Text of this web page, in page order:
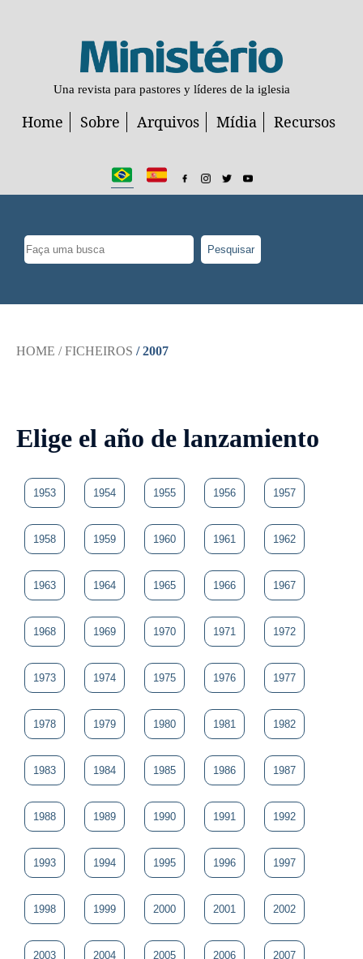
Una revista para pastores y líderes de la iglesia
Home Sobre Arquivos Mídia Recursos
Pesquisar
HOME / FICHEIROS / 2007
Elige el año de lanzamiento
1953 1954 1955 1956 1957
1958 1959 1960 1961 1962
1963 1964 1965 1966 1967
1968 1969 1970 1971 1972
1973 1974 1975 1976 1977
1978 1979 1980 1981 1982
1983 1984 1985 1986 1987
1988 1989 1990 1991 1992
1993 1994 1995 1996 1997
1998 1999 2000 2001 2002
2003 2004 2005 2006 2007